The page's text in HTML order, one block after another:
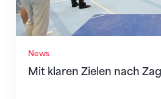
News
Mit klaren Zielen nach